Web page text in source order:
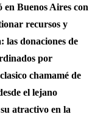
Buenos Aires con
recursos y
las donaciones de
por
chamamé de
el lejano
atractivo en la